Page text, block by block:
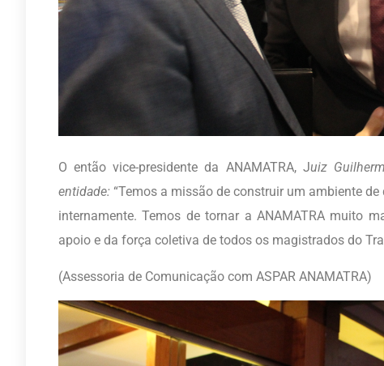
O então vice-presidente da ANAMATRA, Juiz
entidade: “Temos a missão de construir um ambiente
internamente. Temos de tornar a ANAMATRA muito
apoio e da força coletiva de todos os magistrados do
(Assessoria de Comunicação com ASPAR ANAMATRA)